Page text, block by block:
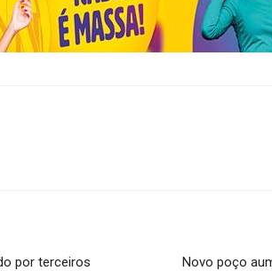
por terceiros
Novo poço